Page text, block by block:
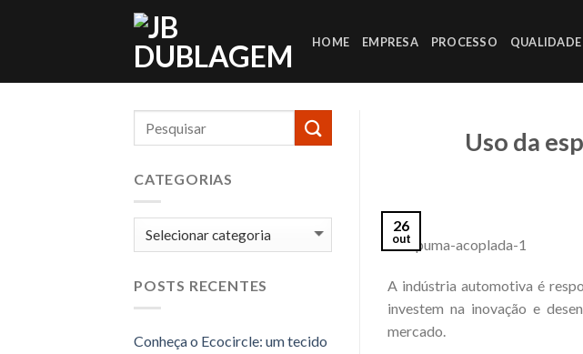
HOME EMPRESA PROCESSO QUALIDADE
CATEGORIAS
Categorias
POSTS RECENTES
Conheça o Ecocircle: um tecido
Uso da
26
out
A indústria automotiva é
investem na inovação e
mercado.